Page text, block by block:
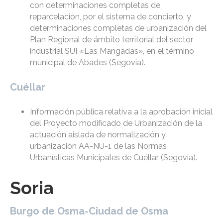
con determinaciones completas de
reparcelación, por el sistema de concierto, y
determinaciones completas de urbanización del
Plan Regional de ámbito territorial del sector
industrial SUI «Las Mangadas», en el término
municipal de Abades (Segovia).
Cuéllar
Información pública relativa a la aprobación inicial
del Proyecto modificado de Urbanización de la
actuación aislada de normalización y
urbanización AA-NU-1 de las Normas
Urbanísticas Municipales de Cuéllar (Segovia).
Soria
Burgo de Osma-Ciudad de Osma